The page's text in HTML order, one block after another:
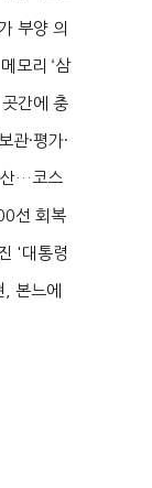
부양 의
모리 ‘삼
간에 충
관·평가·
산…코스
선 회복
'대통령
본느에